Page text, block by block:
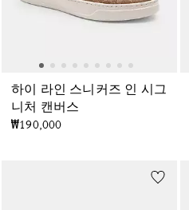
하이 라인 스니커즈 인 시그
니처 캔버스
₩190,000